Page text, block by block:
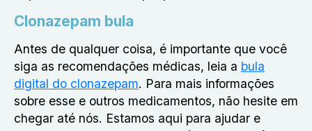
Clonazepam bula
Antes de qualquer coisa, é importante que você
siga as recomendações médicas, leia a bula
digital do clonazepam. Para mais informações
sobre esse e outros medicamentos, não hesite em
chegar até nós. Estamos aqui para ajudar e